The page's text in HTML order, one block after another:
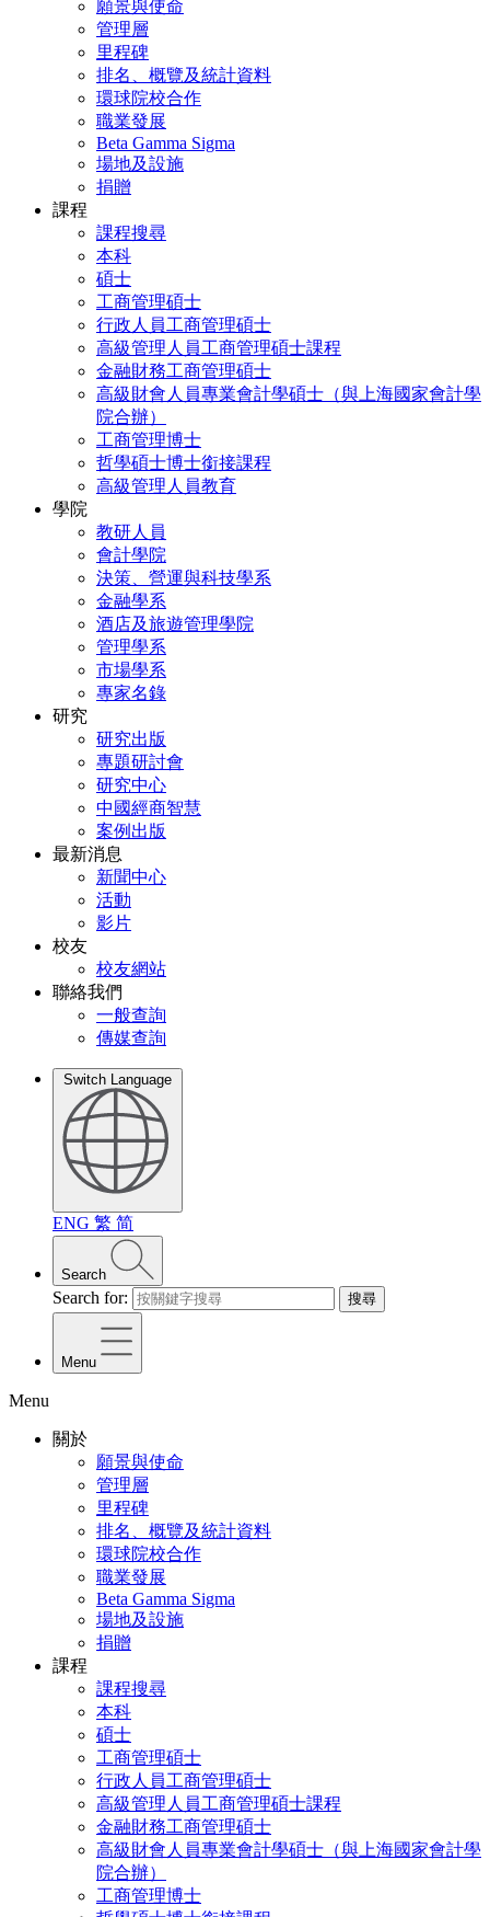
願景與使命
管理層
里程碑
排名、概覽及統計資料
環球院校合作
職業發展
Beta Gamma Sigma
場地及設施
捐贈
課程
課程搜尋
本科
碩士
工商管理碩士
行政人員工商管理碩士
高級管理人員工商管理碩士課程
金融財務工商管理碩士
高級財會人員專業會計學碩士（與上海國家會計學
院合辦）
工商管理博士
哲學碩士博士銜接課程
高級管理人員教育
學院
教研人員
會計學院
決策、營運與科技學系
金融學系
酒店及旅遊管理學院
管理學系
市場學系
專家名錄
研究
研究出版
專題研討會
研究中心
中國經商智慧
案例出版
最新消息
新聞中心
活動
影片
校友
校友網站
聯絡我們
一般查詢
傳媒查詢
Switch Language
ENG 繁 简
Search
Search for: 搜尋
Menu
Menu
關於
願景與使命
管理層
里程碑
排名、概覽及統計資料
環球院校合作
職業發展
Beta Gamma Sigma
場地及設施
捐贈
課程
課程搜尋
本科
碩士
工商管理碩士
行政人員工商管理碩士
高級管理人員工商管理碩士課程
金融財務工商管理碩士
高級財會人員專業會計學碩士（與上海國家會計學
院合辦）
工商管理博士